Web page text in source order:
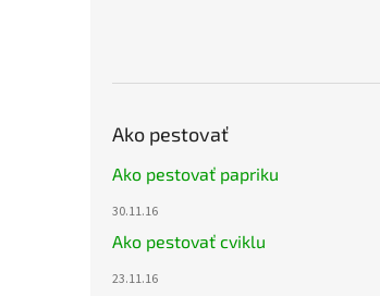
Ako pestovať
Ako pestovať papriku
30.11.16
Ako pestovať cviklu
23.11.16